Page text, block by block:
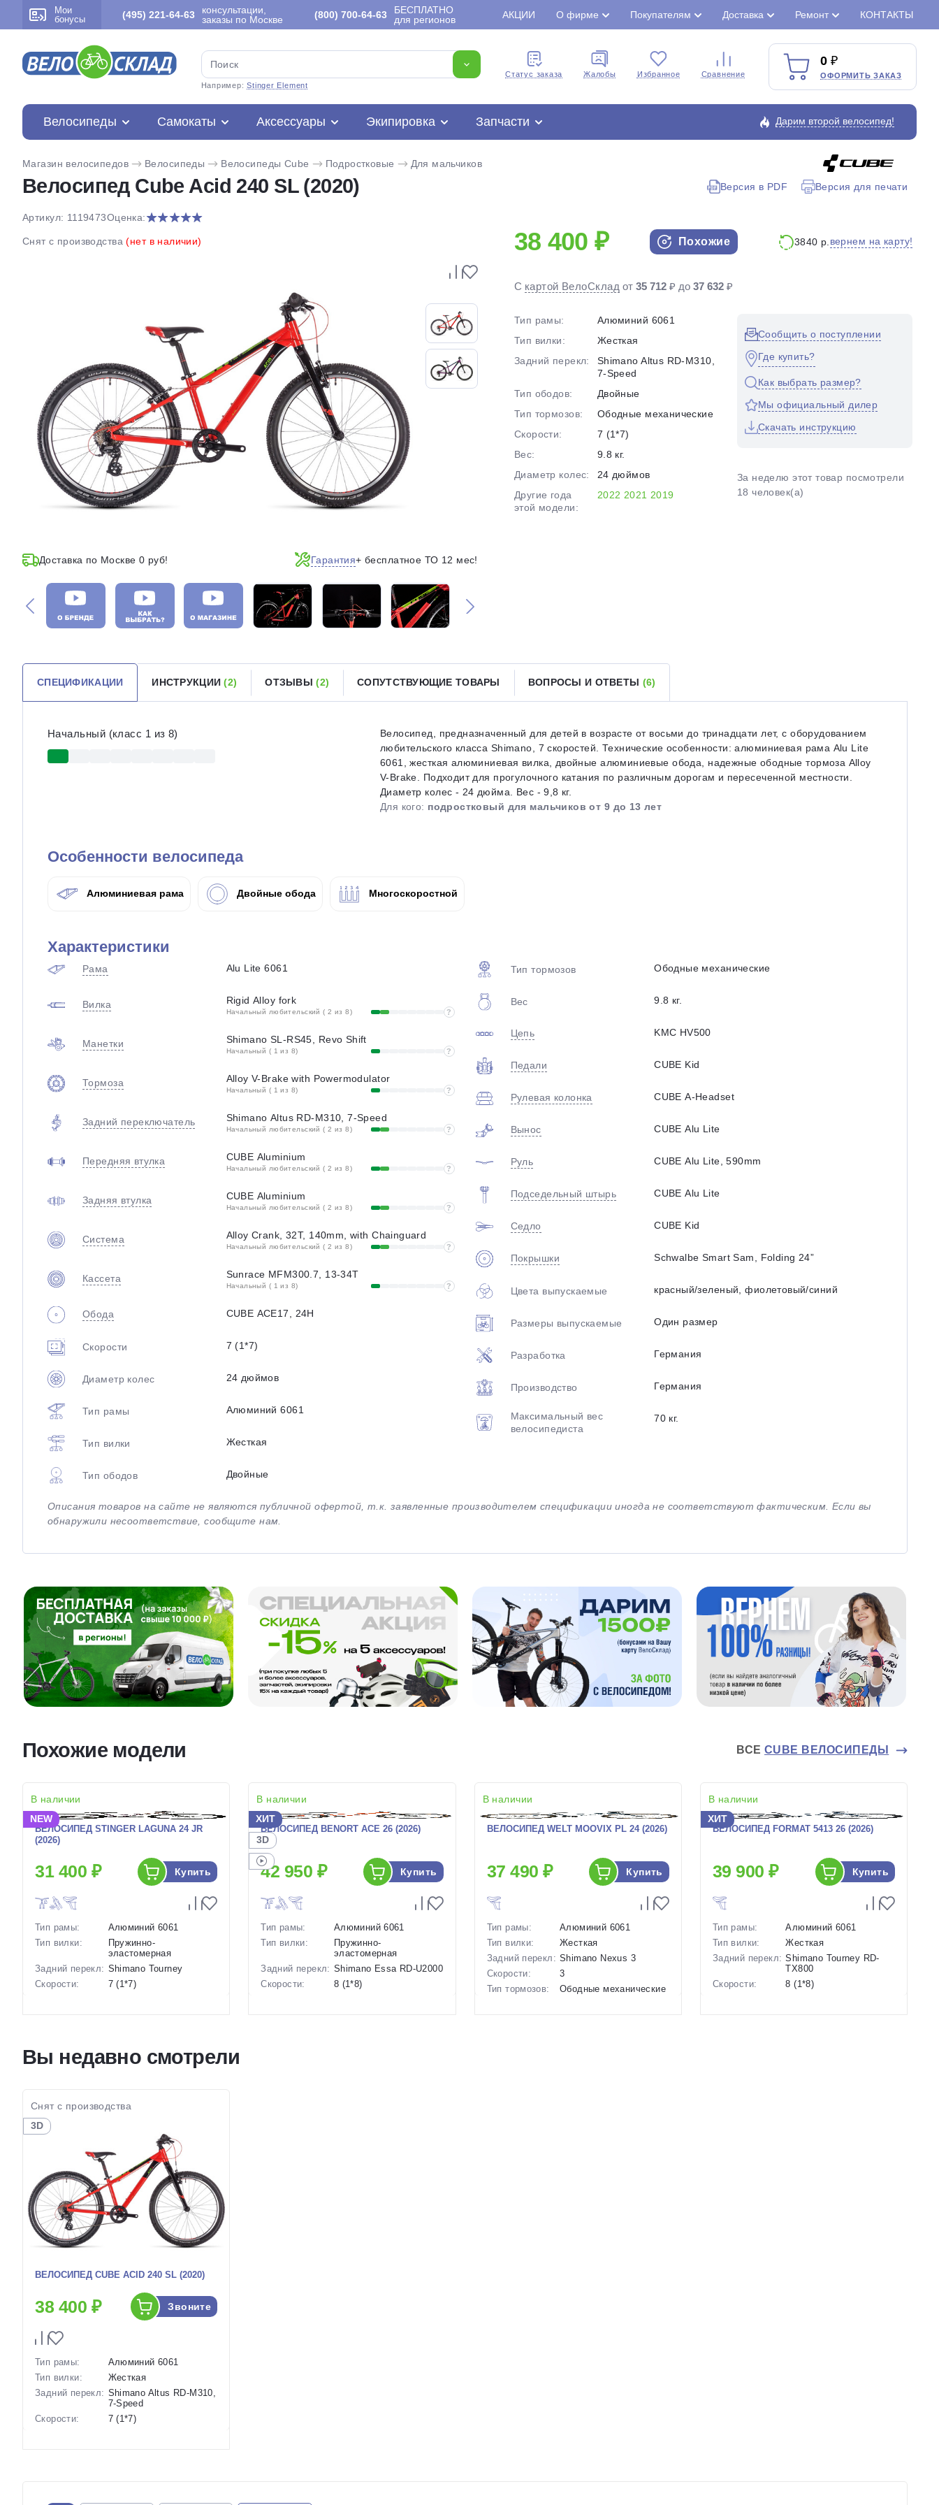
Мои
бонусы
(495) 221-64-63
консультации,
заказы по Москве
(800) 700-64-63
БЕСПЛАТНО
для регионов
АКЦИИ О фирме Покупателям Доставка Ремонт КОНТАКТЫ
Например:Stinger Element
Cтатус заказа Жалобы Избранное Сравнение
0
ОФОРМИТЬ ЗАКАЗ
Велосипеды Самокаты Аксессуары Экипировка Запчасти Дарим второй велосипед!
Магазин велосипедов Велосипеды Велосипеды Cube Подростковые Для мальчиков
Велосипед Cube Acid 240 SL (2020) Версия в PDF Версия для печати
Артикул: 1119473Оценка:
Снят с производства(нет в наличии)
Доставка по Москве 0 руб! Гарантия+ бесплатное ТО 12 мес!
38 400 ₽ Похожие 3840 р. вернем на карту!
С картой ВелоСклад от35 712 ₽ до37 632 ₽
Тип рамы:
Алюминий 6061
Тип вилки:
Жесткая
Задний перекл:
Shimano Altus RD-M310,
7-Speed
Тип ободов:
Двойные
Тип тормозов:
Ободные механические
Скорости:
7 (1*7)
Вес:
9.8 кг.
Диаметр колес:
24 дюймов
Другие года
этой модели:
2022 2021 2019
Сообщить о поступлении
Где купить?
Как выбрать размер?
Мы официальный дилер
Скачать инструкцию
За неделю этот товар посмотрели
18 человек(а)
СПЕЦИФИКАЦИИ ИНСТРУКЦИИ(2) ОТЗЫВЫ(2) СОПУТСТВУЮЩИЕ ТОВАРЫ ВОПРОСЫ И ОТВЕТЫ (6)
Начальный (класс 1 из 8)
Велосипед, предназначенный для детей в возрасте от восьми до тринадцати лет, с оборудованием
любительского класса Shimano, 7 скоростей. Технические особенности: алюминиевая рама Alu Lite
6061, жесткая алюминиевая вилка, двойные алюминиевые обода, надежные ободные тормоза Alloy
V-Brake. Подходит для прогулочного катания по различным дорогам и пересеченной местности.
Диаметр колес - 24 дюйма. Вес - 9,8 кг.
Для кого: подростковый для мальчиков от 9 до 13 лет
Особенности велосипеда
Алюминиевая рама Двойные обода Многоскоростной
Характеристики
Рама Alu Lite 6061
Вилка Rigid Alloy fork
Начальный любительский ( 2 из 8) ?
Манетки Shimano SL-RS45, Revo Shift
Начальный ( 1 из 8) ?
Тормоза Alloy V-Brake with Powermodulator
Начальный ( 1 из 8) ?
Задний переключатель Shimano Altus RD-M310, 7-Speed
Начальный любительский ( 2 из 8) ?
Передняя втулка CUBE Aluminium
Начальный любительский ( 2 из 8) ?
Задняя втулка CUBE Aluminium
Начальный любительский ( 2 из 8) ?
Система Alloy Crank, 32T, 140mm, with Chainguard
Начальный любительский ( 2 из 8) ?
Кассета Sunrace MFM300.7, 13-34T
Начальный ( 1 из 8) ?
Обода CUBE ACE17, 24H
Скорости 7 (1*7)
Диаметр колес 24 дюймов
Тип рамы Алюминий 6061
Тип вилки Жесткая
Тип ободов Двойные
Тип тормозов Ободные механические
Вес 9.8 кг.
Цепь KMC HV500
Педали CUBE Kid
Рулевая колонка CUBE A-Headset
Вынос CUBE Alu Lite
Руль CUBE Alu Lite, 590mm
Подседельный штырь CUBE Alu Lite
Седло CUBE Kid
Покрышки Schwalbe Smart Sam, Folding 24”
Цвета выпускаемые красный/зеленый, фиолетовый/синий
Размеры выпускаемые Один размер
Разработка Германия
Производство Германия
Максимальный вес
велосипедиста
70 кг.
Описания товаров на сайте не являются публичной офертой, т.к. заявленные производителем спецификации иногда не соответствуют фактическим. Если вы
обнаружили несоответствие, сообщите нам.
Похожие модели ВСЕCUBE ВЕЛОСИПЕДЫ
В наличии
NEW
ВЕЛОСИПЕД STINGER LAGUNA 24 JR
(2026)
31 400 ₽ Купить
Тип рамы:
Алюминий 6061
Тип вилки:
Пружинно-
эластомерная
Задний перекл: Shimano Tourney
Скорости:
7 (1*7)
Цвет-размер в
наличии:
Серый
В наличии
ХИТ
3D
ВЕЛОСИПЕД BENORT ACE 26 (2026)
42 950 ₽ Купить
Тип рамы:
Алюминий 6061
Тип вилки:
Пружинно-
эластомерная
Задний перекл: Shimano Essa RD-U2000
Скорости:
8 (1*8)
В наличии
ВЕЛОСИПЕД WELT MOOVIX PL 24 (2026)
37 490 ₽ Купить
Тип рамы:
Алюминий 6061
Тип вилки:
Жесткая
Задний перекл: Shimano Nexus 3
Скорости:
3
Тип тормозов:
Ободные механические
В наличии
ХИТ
ВЕЛОСИПЕД FORMAT 5413 26 (2026)
39 900 ₽ Купить
Тип рамы:
Алюминий 6061
Тип вилки:
Жесткая
Задний перекл: Shimano Tourney RD-
TX800
Скорости:
8 (1*8)
Вы недавно смотрели
Снят с производства
3D
ВЕЛОСИПЕД CUBE ACID 240 SL (2020)
38 400 ₽ Звоните
Тип рамы:
Алюминий 6061
Тип вилки:
Жесткая
Задний перекл: Shimano Altus RD-M310,
7-Speed
Скорости:
7 (1*7)
Разбейте
оплату
на части
без переплат
График платежей
Сегодня
25%
Оплачивайте сегодня только
25 % картой любого банка
Оставшиеся75% будутсписываться
Подробнееоб оплате Плайтом
недели
раз в 2 недели
Остались вопросы?